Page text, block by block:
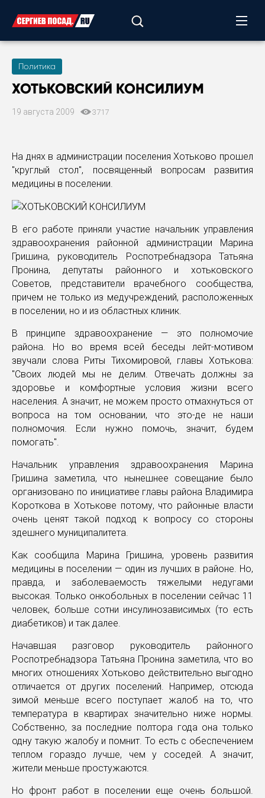
Политика
ХОТЬКОВСКИЙ КОНСИЛИУМ
19 августа 2009 3717
На днях в администрации поселения Хотьково прошел
"круглый стол", посвященный вопросам развития
медицины в поселении.
В его работе приняли участие начальник управления
здравоохранения районной администрации Марина
Гришина, руководитель Роспотребнадзора Татьяна
Пронина, депутаты районного и хотьковского
Советов, представители врачебного сообщества,
причем не только из медучреждений, расположенных
в поселении, но и из областных клиник.
В принципе здравоохранение — это полномочие
района. Но во время всей беседы лейт-мотивом
звучали слова Риты Тихомировой, главы Хотькова:
"Своих людей мы не делим. Отвечать должны за
здоровье и комфортные условия жизни всего
населения. А значит, не можем просто отмахнуться от
вопроса на том основании, что это-де не наши
полномочия. Если нужно помочь, значит, будем
помогать".
Начальник управления здравоохранения Марина
Гришина заметила, что нынешнее совещание было
организовано по инициативе главы района Владимира
Короткова в Хотькове потому, что районные власти
очень ценят такой подход к вопросу со стороны
здешнего муниципалитета.
Как сообщила Марина Гришина, уровень развития
медицины в поселении — один из лучших в районе. Но,
правда, и заболеваемость тяжелыми недугами
высокая. Только онкобольных в поселении сейчас 11
человек, больше сотни инсулинозависимых (то есть
диабетиков) и так далее.
Начавшая разговор руководитель районного
Роспотребнадзора Татьяна Пронина заметила, что во
многих отношениях Хотьково действительно выгодно
отличается от других поселений. Например, отсюда
зимой меньше всего поступает жалоб на то, что
температура в квартирах значительно ниже нормы.
Собственно, за последние полтора года она только
одну такую жалобу и помнит. То есть с обеспечением
теплом гораздо лучше, чем у соседей. А значит,
жители меньше простужаются.
Но фронт работ в поселении еще очень большой.